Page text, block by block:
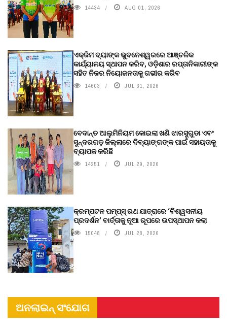
14434 AUG 01, 2026
ଏକ୍ଜିମ ବ୍ୟାଙ୍କ ଭୁବନେଶ୍ୱରରେ ଆଞ୍ଚଳିକ
କାର୍ଯ୍ୟାଳୟ ସ୍ଥାପନ କରିବ, ଓଡ଼ିଶାର ରପ୍ତାନିକାରୀଙ୍କ
ସହିତ ନିଜର ନିୟୋଜନତାକୁ ଗଭୀର କରିବ
14603 JUL 31, 2026
ବେଦାନ୍ତ ଆଲୁମିନିୟମ କୋଇଲା ଖଣି ଝାରସୁଗୁଡା ଏବଂ
ସୁନ୍ଦରଗଡ଼ ଜିଲ୍ଲାରେ ଦିବ୍ୟାଙ୍ଗଙ୍କ ପାଇଁ ସହାୟତାକୁ
ବ୍ୟାପକ କରିଛି
14251 JUL 29, 2026
କ୍ରମ୍ପଟନ ପମ୍ପ୍‌ସ୍‌ ରଥ ଯାତ୍ରାରେ ‘ବିଶ୍ୱସନୀୟ
ପ୍ରଦର୍ଶନ’ ବାର୍ତ୍ତାକୁ ନୂଆ ରୂପରେ ଉପସ୍ଥାପନ କଲା
15048 JUL 28, 2026
ଅନଲାଇନ୍ ସଂଯୋଗ